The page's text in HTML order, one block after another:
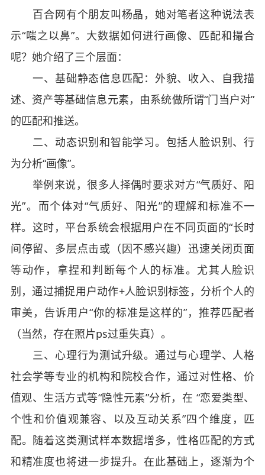
百合网有个朋友叫杨晶，她对笔者这种说法表
示“嗤之以鼻”。大数据如何进行画像、匹配和撮合
呢？她介绍了三个层面：
一、基础静态信息匹配：外貌、收入、自我描
述、资产等基础信息元素，由系统做所谓“门当户对”
的匹配和推送。
二、动态识别和智能学习。包括人脸识别、行
为分析“画像”。
举例来说，很多人择偶时要求对方“气质好、阳
光”。而个体对“气质好、阳光”的理解和标准不一
样。这时，平台系统会根据用户在不同页面的“长时
间停留、多层点击或（因不感兴趣）迅速关闭页面
等动作，拿捏和判断每个人的标准。尤其人脸识
别，通过捕捉用户动作+人脸识别标签，分析个人的
审美，告诉用户“你的标准是这样的”，推荐匹配者
（当然，存在照片ps过重失真）。
三、心理行为测试升级。通过与心理学、人格
社会学等专业的机构和院校合作，通过对性格、价
值观、生活方式等“隐性元素”分析，在 “恋爱类型、
个性和价值观兼容、以及互动关系”四个维度，匹
配。随着这类测试样本数据增多，性格匹配的方式
和精准度也将进一步提升。在此基础上，逐渐为个